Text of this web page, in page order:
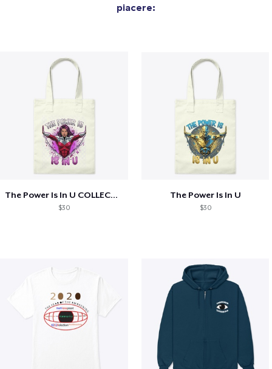
piacere:
The Power Is In U COLLECTION
$30
The Power Is In U
$30